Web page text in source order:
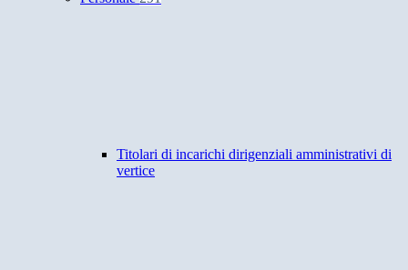
Titolari di incarichi dirigenziali amministrativi di
vertice